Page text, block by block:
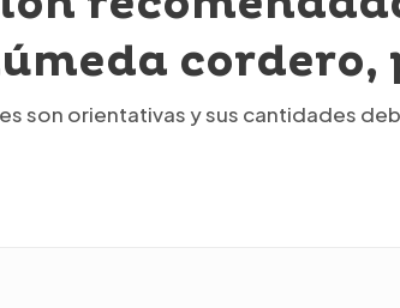
cordero,
son orientativas y sus cantidades